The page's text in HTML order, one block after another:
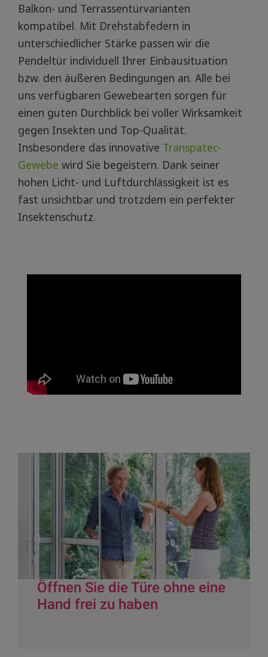
Balkon- und Terrassentürvarianten
kompatibel. Mit Drehstabfedern in
unterschiedlicher Stärke passen wir die
Pendeltür individuell Ihrer Einbausituation
bzw. den äußeren Bedingungen an. Alle bei
uns verfügbaren Gewebearten sorgen für
einen guten Durchblick bei voller Wirksamkeit
gegen Insekten und Top-Qualität.
Insbesondere das innovative Transpatec-
Gewebe wird Sie begeistern. Dank seiner
hohen Licht- und Luftdurchlässigkeit ist es
fast unsichtbar und trotzdem ein perfekter
Insektenschutz.
Öffnen Sie die Türe ohne eine
Hand frei zu haben